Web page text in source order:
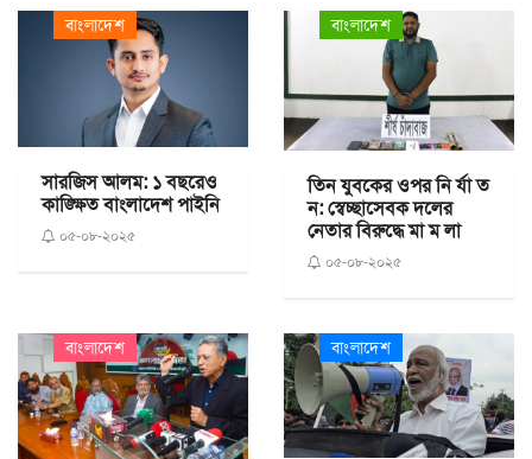
বাংলাদেশ
সারজিস আলম: ১ বছরেও
কাঙ্ক্ষিত বাংলাদেশ পাইনি
০৫-০৮-২০২৫
বাংলাদেশ
তিন যুবকের ওপর নি র্যা ত
ন: স্বেচ্ছাসেবক দলের
নেতার বিরুদ্ধে মা ম লা
০৫-০৮-২০২৫
বাংলাদেশ বাংলাদেশ